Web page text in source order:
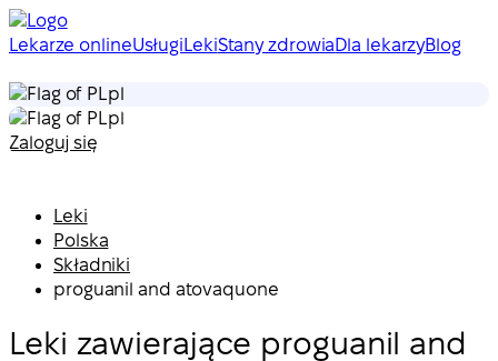
Lekarze onlineUsługi LekiStany zdrowiaDla lekarzyBlog
pl
pl
Zaloguj się
Leki
Polska
Składniki
proguanil and atovaquone
Leki zawierające proguanil and